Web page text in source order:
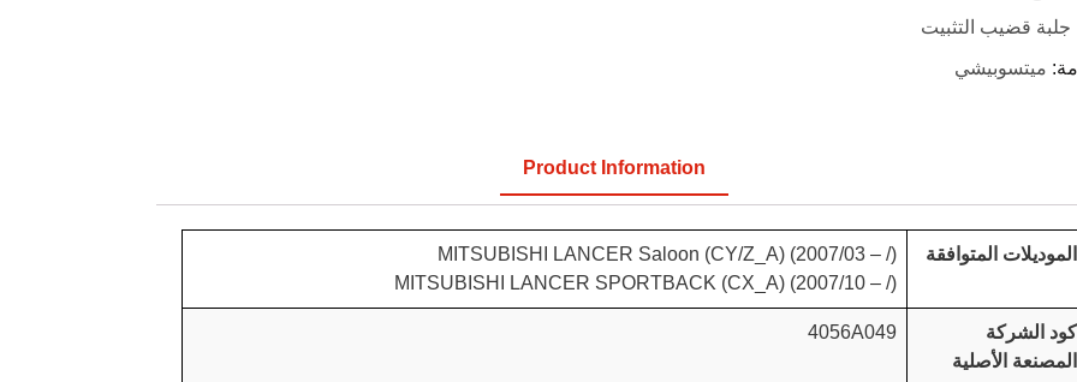
جلبة قضيب التثبيت
ميتسوبيشي
Product Information
الموديلات المتوافقة
MITSUBISHI LANCER Saloon (CY/Z_A) (2007/03 – /)
MITSUBISHI LANCER SPORTBACK (CX_A) (2007/10 – /)
كود الشركة
المصنعة الأصلية
4056A049